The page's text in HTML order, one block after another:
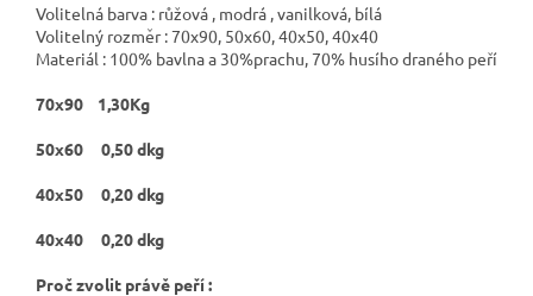
Volitelná barva : růžová , modrá , vanilková, bílá
Volitelný rozměr : 70x90, 50x60, 40x50, 40x40
Materiál : 100% bavlna a 30%prachu, 70% husího draného peří
70x90 1,30Kg
50x60 0,50 dkg
40x50 0,20 dkg
40x40 0,20 dkg
Proč zvolit právě peří :